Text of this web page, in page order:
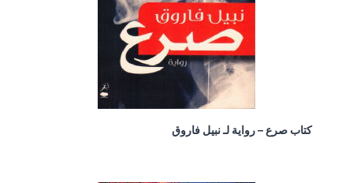
كتاب صرع – رواية لـ نبيل فاروق